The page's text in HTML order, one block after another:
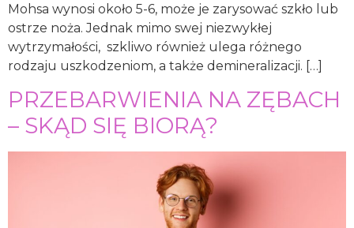
Mohsa wynosi około 5-6, może je zarysować szkło lub
ostrze noża. Jednak mimo swej niezwykłej
wytrzymałości, szkliwo również ulega różnego
rodzaju uszkodzeniom, a także demineralizacji. […]
PRZEBARWIENIA NA ZĘBACH
– SKĄD SIĘ BIORĄ?